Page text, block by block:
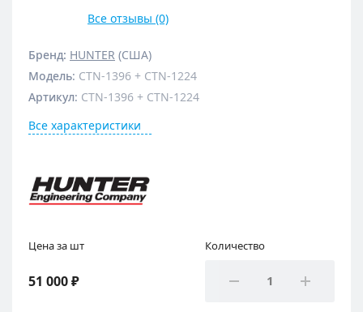
Все отзывы (0)
Бренд: HUNTER (США)
Модель: CTN-1396 + CTN-1224
Артикул: CTN-1396 + CTN-1224
Все характеристики
Цена за шт
51 000 ₽
Количество